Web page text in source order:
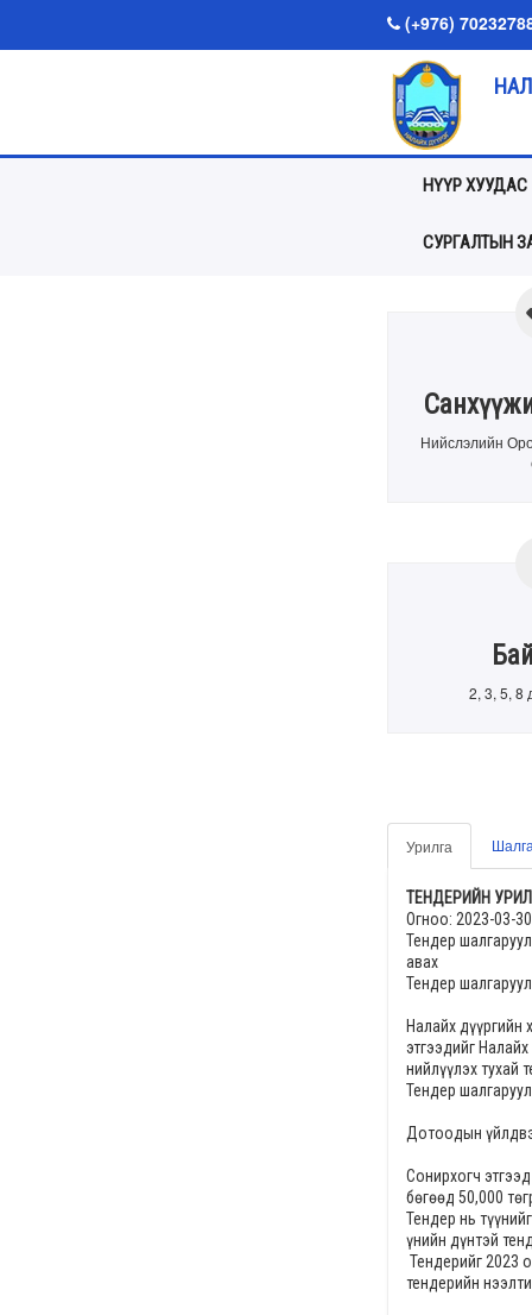
(+976)
НҮҮР ХУУДАС
СУРГАЛТЫН
Нийслэлийн
2, 3, 5, 8
Урилга
ТЕНДЕРИЙН
Огноо: 2023-03-30
Тендер
авах
Тендер
Налайх
этгээдийг
нийлүүлэх тухай
Тендер
Дотоодын
Сонирхогч
бөгөөд 50,000
Тендер нь
үнийн дүнтэй
Тендерийг 2023
тендерийн